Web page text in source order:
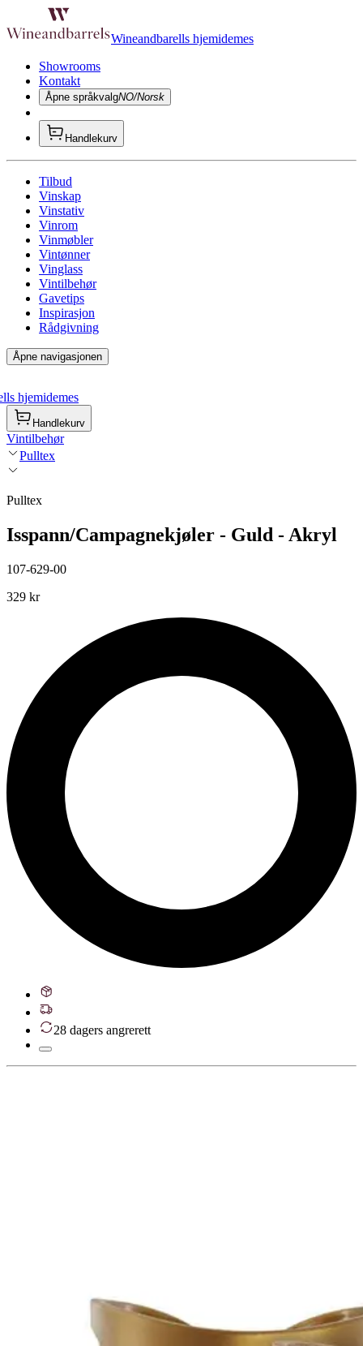
Wineandbarells hjemidemes
Showrooms
Kontakt
Åpne språkvalgNO/Norsk
Handlekurv
Tilbud
Vinskap
Vinstativ
Vinrom
Vinmøbler
Vintønner
Vinglass
Vintilbehør
Gavetips
Inspirasjon
Rådgivning
Åpne navigasjonen
hjemidemes
Handlekurv
Vintilbehør
Pulltex
Pulltex
Isspann/Campagnekjøler - Guld - Akryl
107-629-00
329 kr
28 dagers angrerett